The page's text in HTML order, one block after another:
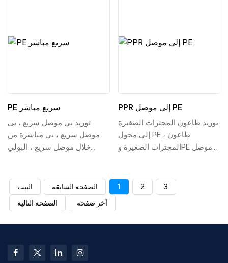
PE سريع مباشر
توريد بي موصل سريع ، بي
موصل سريع ، بي مباشرة من
خلال موصل سريع ، البولي
PPR إلى موصل PE
توريد طاعون المجترات الصغيرة
إلى محول PE ، طاعون
المجترات الصغيرة وPE موصل
البيت الصفحة السابقة 1 2
3
الصفحة التالية
آخر صفحة